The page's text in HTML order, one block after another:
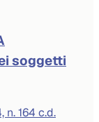
soggetti
n. 164 c.d.